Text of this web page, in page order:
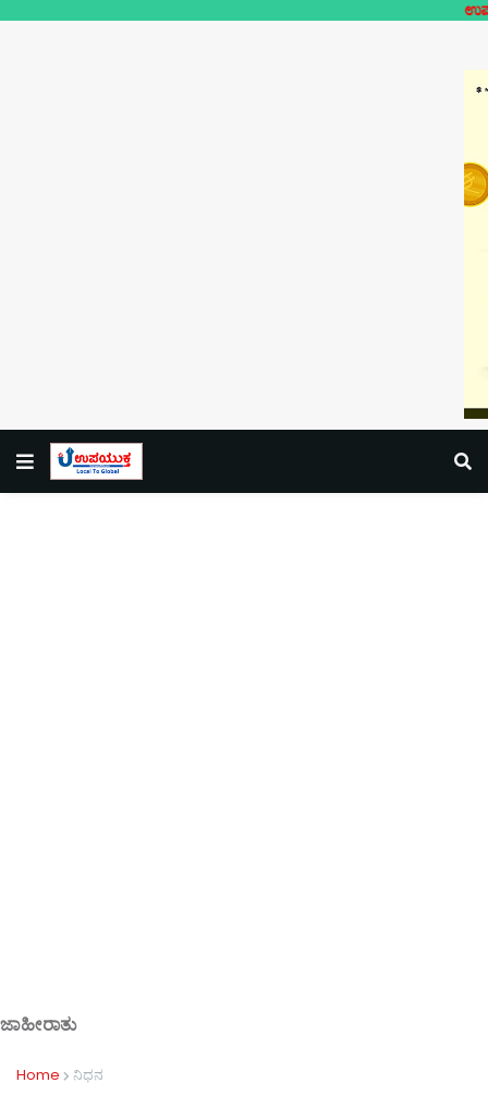
ಉಪಯುಕ್ತ
ಜಾಹೀರಾತು
Home ನಿಧನ